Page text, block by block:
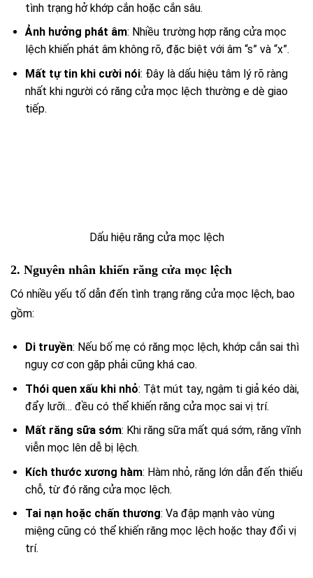
tình trạng hở khớp cắn hoặc cắn sâu.
Ảnh hưởng phát âm: Nhiều trường hợp răng cửa mọc
lệch khiến phát âm không rõ, đặc biệt với âm “s” và “x”.
Mất tự tin khi cười nói: Đây là dấu hiệu tâm lý rõ ràng
nhất khi người có răng cửa mọc lệch thường e dè giao
tiếp.
Dấu hiệu răng cửa mọc lệch
2. Nguyên nhân khiến răng cửa mọc lệch
Có nhiều yếu tố dẫn đến tình trạng răng cửa mọc lệch, bao
gồm:
Di truyền: Nếu bố mẹ có răng mọc lệch, khớp cắn sai thì
nguy cơ con gặp phải cũng khá cao.
Thói quen xấu khi nhỏ: Tật mút tay, ngậm ti giả kéo dài,
đẩy lưỡi… đều có thể khiến răng cửa mọc sai vị trí.
Mất răng sữa sớm: Khi răng sữa mất quá sớm, răng vĩnh
viễn mọc lên dễ bị lệch.
Kích thước xương hàm: Hàm nhỏ, răng lớn dẫn đến thiếu
chỗ, từ đó răng cửa mọc lệch.
Tai nạn hoặc chấn thương: Va đập mạnh vào vùng
miệng cũng có thể khiến răng mọc lệch hoặc thay đổi vị
trí.